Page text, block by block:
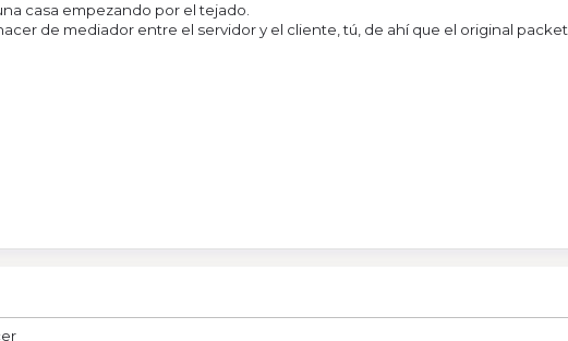
casa empezando por el tejado.
de mediador entre el servidor y el cliente, tú, de ahí que el original